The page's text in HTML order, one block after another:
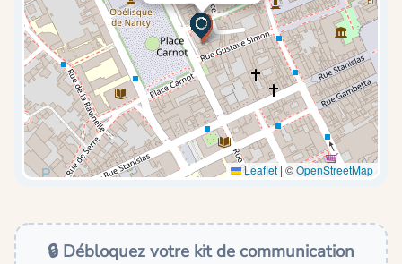
Leaflet | ©OpenStreetMap
🔒 Débloquez votre kit de communication